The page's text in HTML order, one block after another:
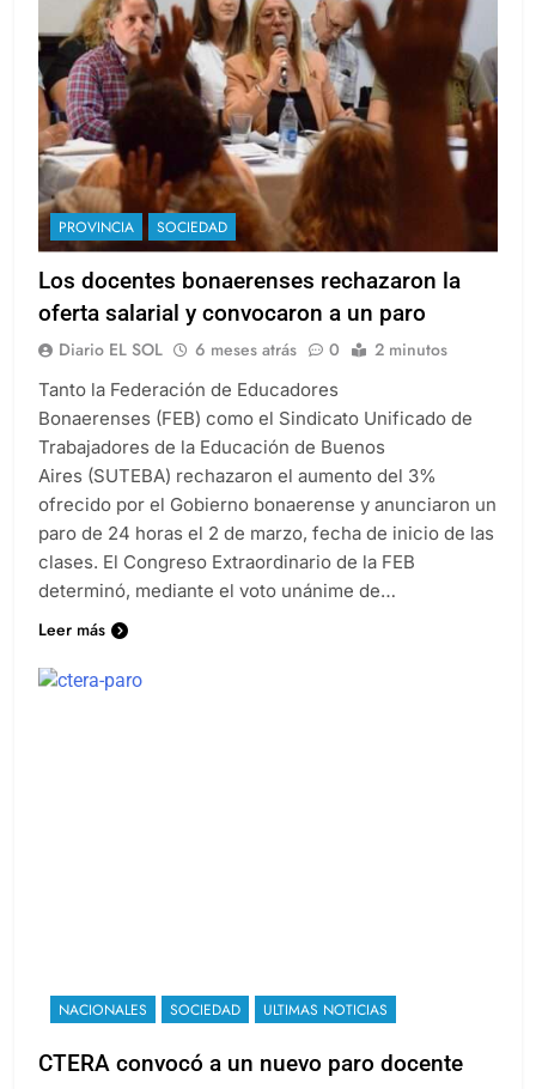
PROVINCIA SOCIEDAD
Los docentes bonaerenses rechazaron la
oferta salarial y convocaron a un paro
Diario EL SOL 6 meses atrás 0 2 minutos
Tanto la Federación de Educadores
Bonaerenses (FEB) como el Sindicato Unificado de
Trabajadores de la Educación de Buenos
Aires (SUTEBA) rechazaron el aumento del 3%
ofrecido por el Gobierno bonaerense y anunciaron un
paro de 24 horas el 2 de marzo, fecha de inicio de las
clases. El Congreso Extraordinario de la FEB
determinó, mediante el voto unánime de…
Leer más
NACIONALES SOCIEDAD ULTIMAS NOTICIAS
CTERA convocó a un nuevo paro docente